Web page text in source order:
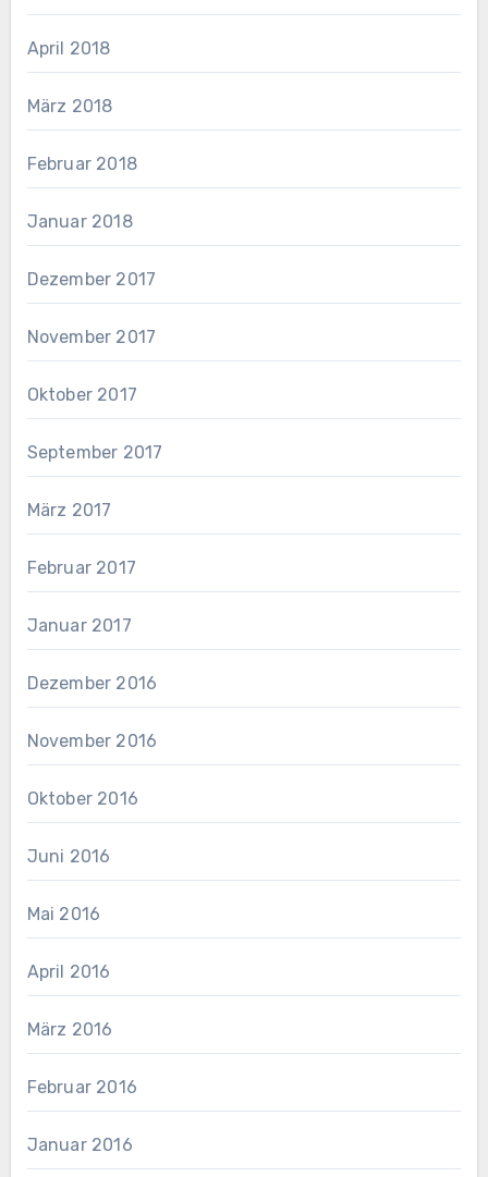
April 2018
März 2018
Februar 2018
Januar 2018
Dezember 2017
November 2017
Oktober 2017
September 2017
März 2017
Februar 2017
Januar 2017
Dezember 2016
November 2016
Oktober 2016
Juni 2016
Mai 2016
April 2016
März 2016
Februar 2016
Januar 2016